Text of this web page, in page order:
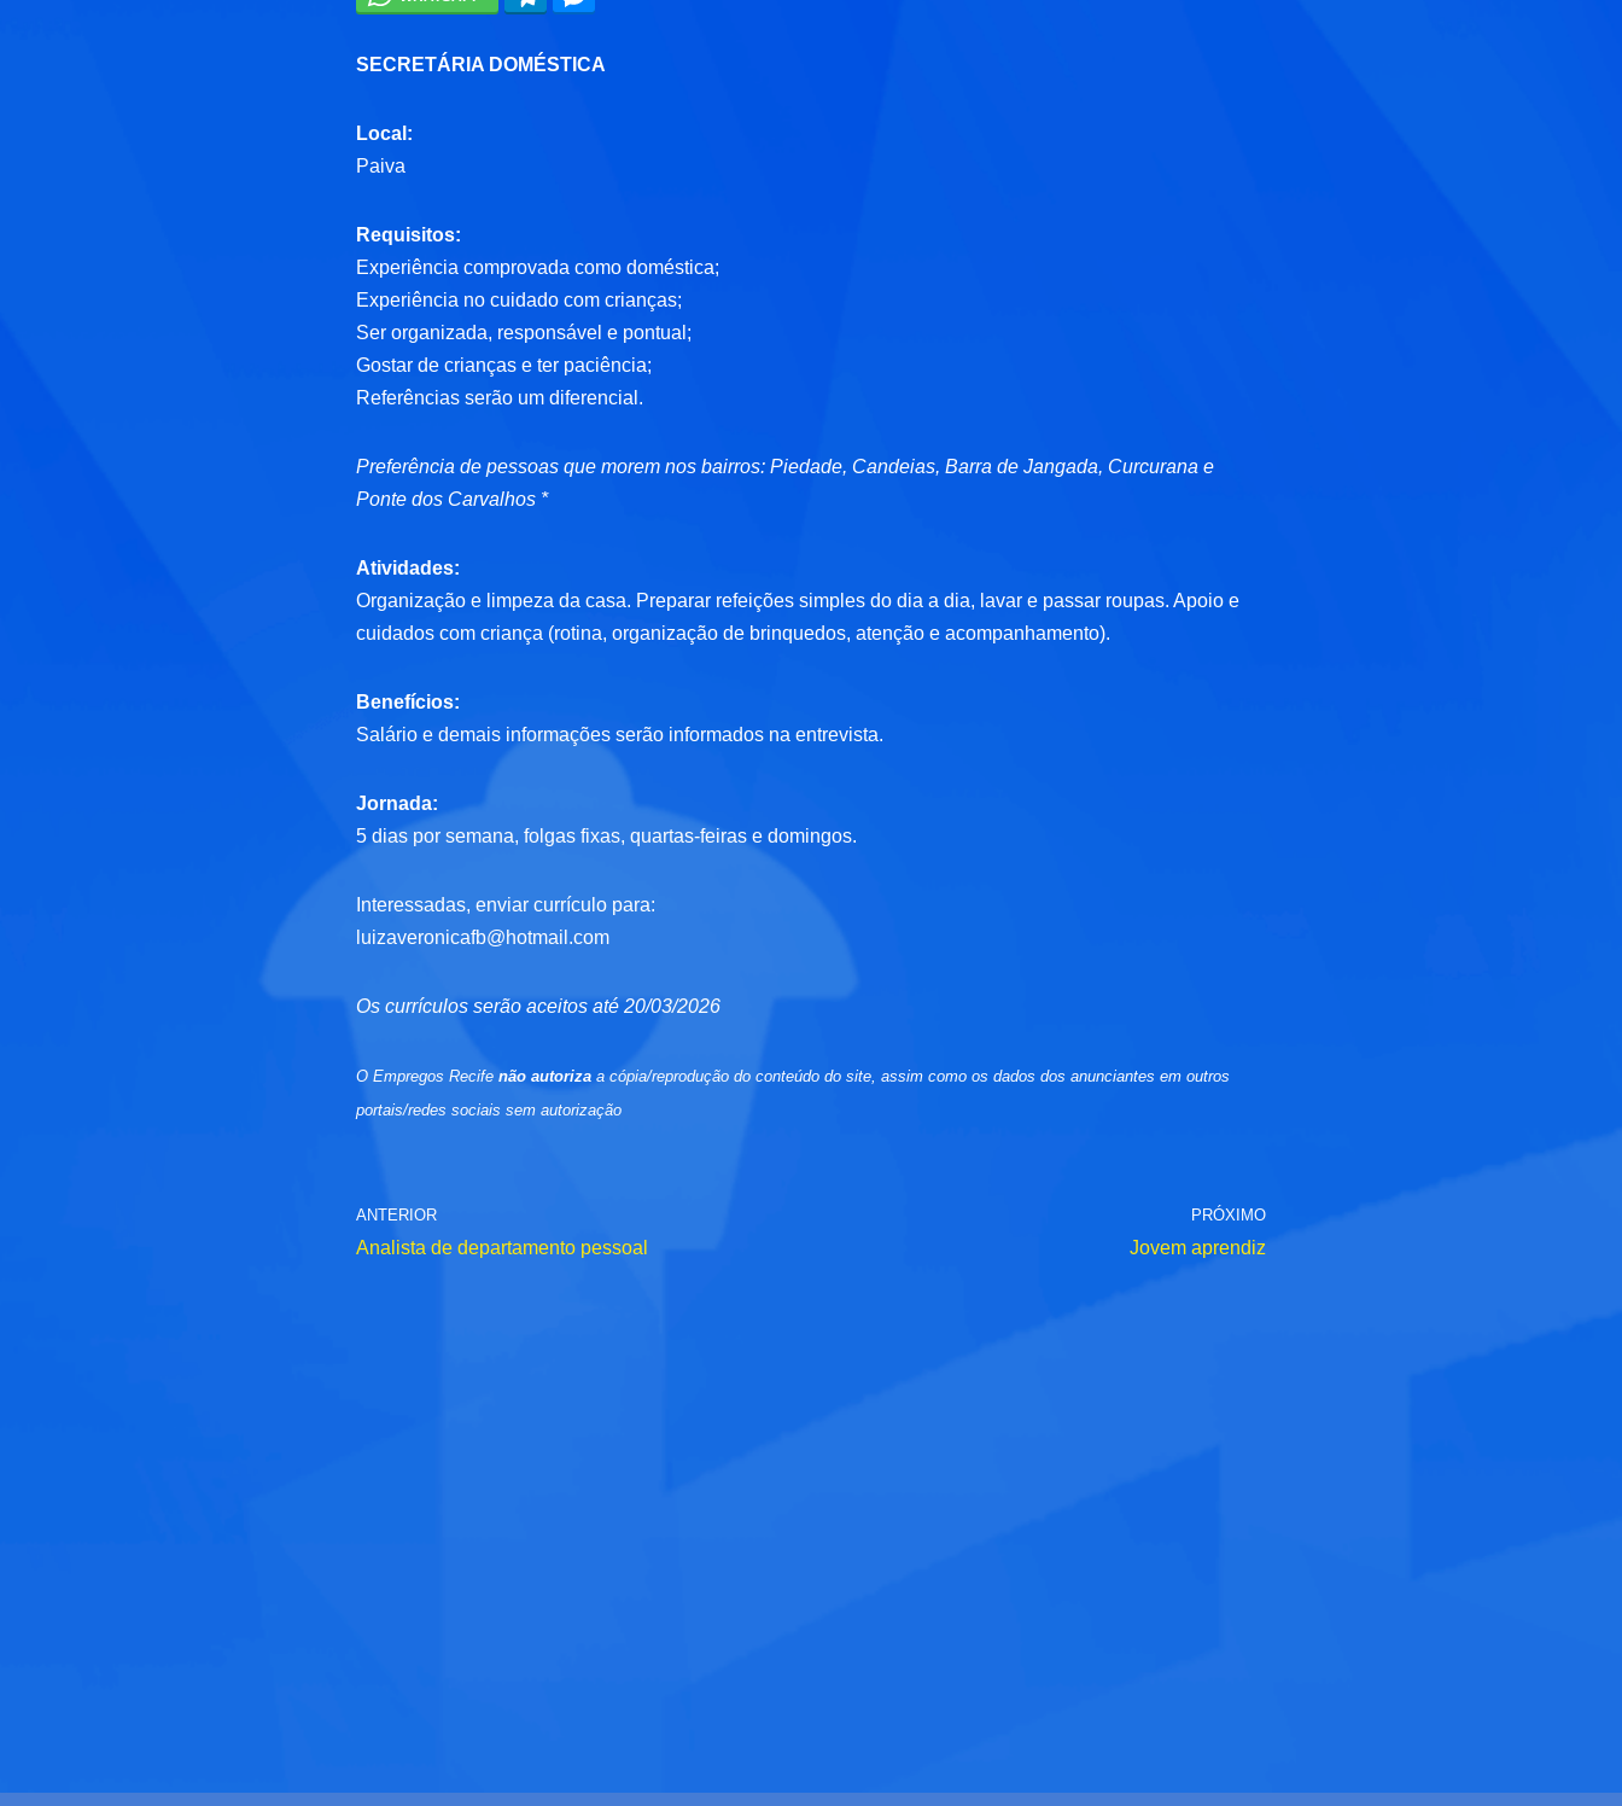
SECRETÁRIA DOMÉSTICA
Local:
Paiva
Requisitos:
Experiência comprovada como doméstica;
Experiência no cuidado com crianças;
Ser organizada, responsável e pontual;
Gostar de crianças e ter paciência;
Referências serão um diferencial.
Preferência de pessoas que morem nos bairros: Piedade, Candeias, Barra de Jangada, Curcurana e
Ponte dos Carvalhos *
Atividades:
Organização e limpeza da casa. Preparar refeições simples do dia a dia, lavar e passar roupas. Apoio e
cuidados com criança (rotina, organização de brinquedos, atenção e acompanhamento).
Benefícios:
Salário e demais informações serão informados na entrevista.
Jornada:
5 dias por semana, folgas fixas, quartas-feiras e domingos.
Interessadas, enviar currículo para:
luizaveronicafb@hotmail.com
Os currículos serão aceitos até 20/03/2026
O Empregos Recifenão autoriza a cópia/reprodução do conteúdo do site, assim como os dados dos anunciantes em outros
portais/redes sociais sem autorização
ANTERIOR
Analista de departamento pessoal
PRÓXIMO
Jovem aprendiz